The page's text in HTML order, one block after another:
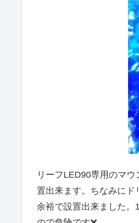
リーフLED90専用のマ
置出来ます。ちなみにド
余裕で設置出来ました。